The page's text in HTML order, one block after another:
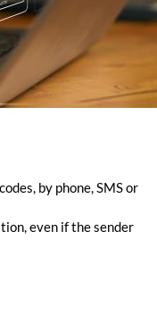
efficace, rapide et
by phone, SMS or
even if the sender